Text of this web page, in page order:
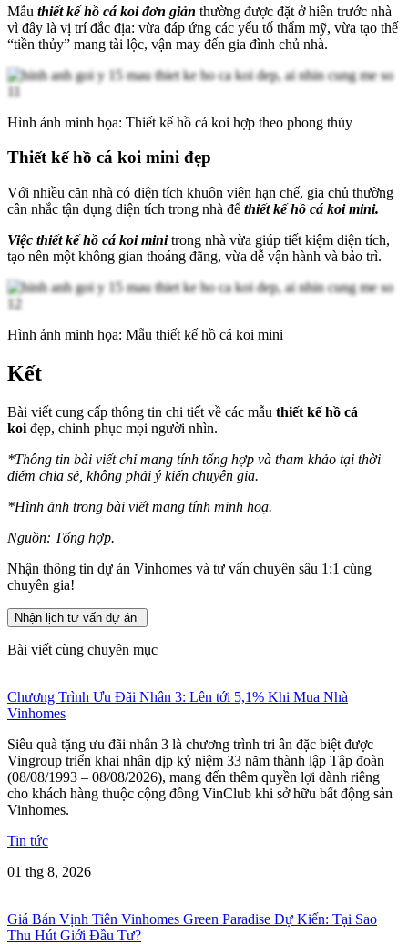
Mẫu thiết kế hồ cá koi đơn giản thường được đặt ở hiên trước nhà
vì đây là vị trí đắc địa: vừa đáp ứng các yếu tố thẩm mỹ, vừa tạo thế
“tiền thủy” mang tài lộc, vận may đến gia đình chủ nhà.
Hình ảnh minh họa: Thiết kế hồ cá koi hợp theo phong thủy
Thiết kế hồ cá koi mini đẹp
Với nhiều căn nhà có diện tích khuôn viên hạn chế, gia chủ thường
cân nhắc tận dụng diện tích trong nhà để thiết kế hồ cá koi mini.
Việc thiết kế hồ cá koi minitrong nhà vừa giúp tiết kiệm diện tích,
tạo nên một không gian thoáng đãng, vừa dễ vận hành và bảo trì.
Hình ảnh minh họa: Mẫu thiết kế hồ cá koi mini
Kết
Bài viết cung cấp thông tin chi tiết về các mẫu thiết kế hồ cá
koi đẹp, chinh phục mọi người nhìn.
*Thông tin bài viết chỉ mang tính tổng hợp và tham khảo tại thời
điểm chia sẻ, không phải ý kiến chuyên gia.
*Hình ảnh trong bài viết mang tính minh hoạ.
Nguồn: Tổng hợp.
Nhận thông tin dự án Vinhomes và tư vấn chuyên sâu 1:1 cùng
chuyên gia!
Nhận lịch tư vấn dự án
Bài viết cùng chuyên mục
Chương Trình Ưu Đãi Nhân 3: Lên tới 5,1% Khi Mua Nhà
Vinhomes
Siêu quà tặng ưu đãi nhân 3 là chương trình tri ân đặc biệt được
Vingroup triển khai nhân dịp kỷ niệm 33 năm thành lập Tập đoàn
(08/08/1993 – 08/08/2026), mang đến thêm quyền lợi dành riêng
cho khách hàng thuộc cộng đồng VinClub khi sở hữu bất động sản
Vinhomes.
Tin tức
01 thg 8, 2026
Giá Bán Vịnh Tiên Vinhomes Green Paradise Dự Kiến: Tại Sao
Thu Hút Giới Đầu Tư?